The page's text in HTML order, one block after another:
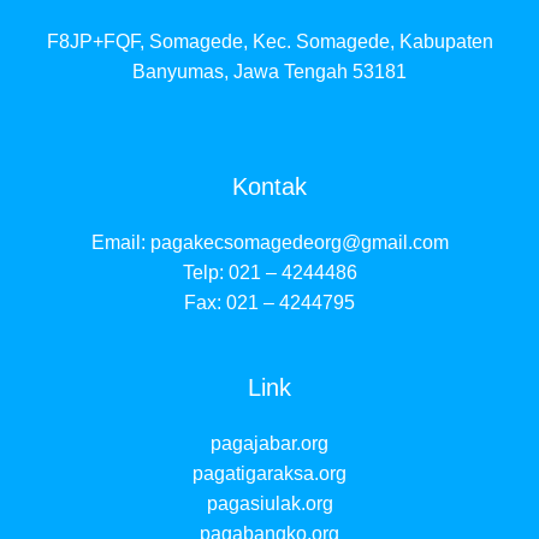
F8JP+FQF, Somagede, Kec. Somagede, Kabupaten
Banyumas, Jawa Tengah 53181
Kontak
Email: pagakecsomagedeorg@gmail.com
Telp: 021 – 4244486
Fax: 021 – 4244795
Link
pagajabar.org
pagatigaraksa.org
pagasiulak.org
pagabangko.org